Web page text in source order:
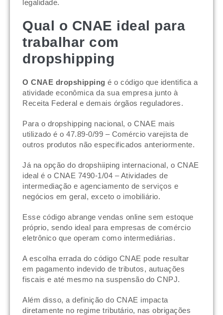
legalidade.
Qual o CNAE ideal para
trabalhar com
dropshipping
O CNAE dropshipping é o código que identifica a
atividade econômica da sua empresa junto à
Receita Federal e demais órgãos reguladores.
Para o dropshipping nacional, o CNAE mais
utilizado é o 47.89-0/99 – Comércio varejista de
outros produtos não especificados anteriormente.
Já na opção do dropshiiping internacional, o CNAE
ideal é o CNAE 7490-1/04 – Atividades de
intermediação e agenciamento de serviços e
negócios em geral, exceto o imobiliário.
Esse código abrange vendas online sem estoque
próprio, sendo ideal para empresas de comércio
eletrônico que operam como intermediárias.
A escolha errada do código CNAE pode resultar
em pagamento indevido de tributos, autuações
fiscais e até mesmo na suspensão do CNPJ.
Além disso, a definição do CNAE impacta
diretamente no regime tributário, nas obrigações